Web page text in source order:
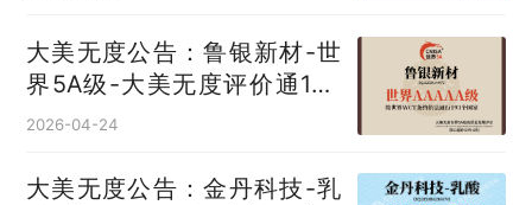
大美无度公告：鲁银新材-世
界5A级-大美无度评价通193
国
2026-04-24
大美无度公告：金丹科技-乳